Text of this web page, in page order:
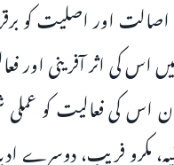
اور اصلیت کو
اس کی اثر آفرینی اور
اس کی فعالیت کو
مکرو فریب، دوسرے